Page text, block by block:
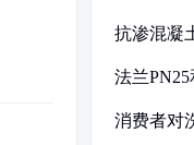
抗渗混凝
法兰PN25
消费者对